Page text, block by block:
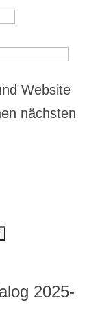
Website
nächsten
2025-